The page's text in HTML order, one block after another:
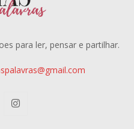
para ler, pensar e partilhar.